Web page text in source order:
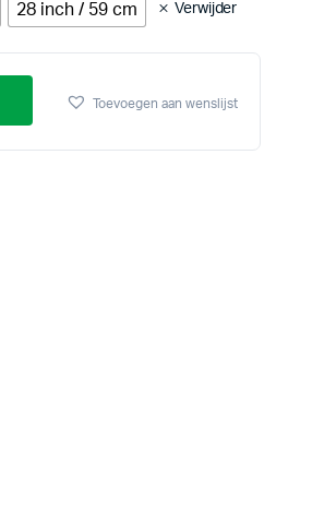
28 inch / 59 cm Verwijder
Toevoegen aan wenslijst